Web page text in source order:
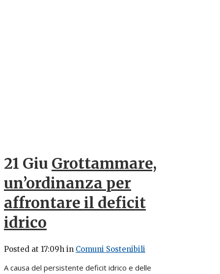
21 Giu Grottammare,
un’ordinanza per
affrontare il deficit
idrico
Posted at 17:09h in Comuni Sostenibili
A causa del persistente deficit idrico e delle